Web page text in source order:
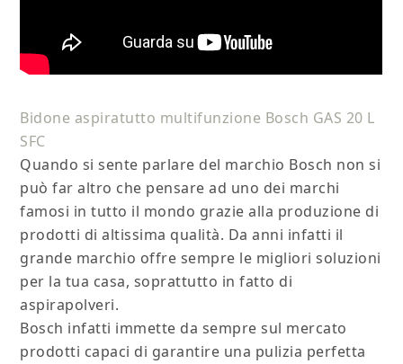
Bidone aspiratutto multifunzione Bosch GAS 20 L
SFC
Quando si sente parlare del marchio Bosch non si
può far altro che pensare ad uno dei marchi
famosi in tutto il mondo grazie alla produzione di
prodotti di altissima qualità. Da anni infatti il
grande marchio offre sempre le migliori soluzioni
per la tua casa, soprattutto in fatto di
aspirapolveri.
Bosch infatti immette da sempre sul mercato
prodotti capaci di garantire una pulizia perfetta